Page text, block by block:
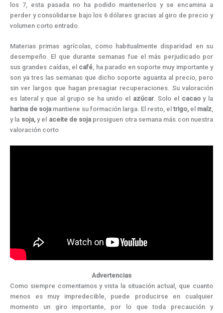
los 7, esta pasada no ha podido mantenerlos y se encamina a
perder y consolidarse bajo los 6 dólares gracias al giro de precio y
volumen corto entrado.
Materias primas agrícolas, como habitualmente disparidad en su
desempeño. El que durante semanas fue el más perjudicado por
sus grandes caídas, el café, ha parado en soporte muy importante y
son ya tres las semanas que dicho soporte aguanta al precio, pero
sin ver largos que hagan presagiar recuperaciones. Su valoración
es lateral y que al grupo se ha unido el azúcar. Solo el cacaoy la
harina de sojamantiene su formación larga. El resto, el trigo, el maíz,
y la soja, y el aceite de sojaprosiguen otra semana más con nuestra
valoración corto
Advertencias
Como siempre comentamos y vista la situación actual, que cuanto
menos es muy impredecible, puede producirse en cualquier
momento un giro importante, por lo que toda precaución y